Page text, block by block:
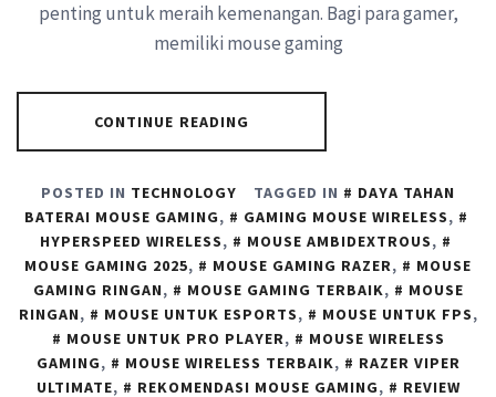
penting untuk meraih kemenangan. Bagi para gamer,
memiliki mouse gaming
CONTINUE READING
POSTED IN TECHNOLOGY TAGGED IN
DAYA TAHAN
BATERAI MOUSE GAMING, GAMING MOUSE WIRELESS,
HYPERSPEED WIRELESS, MOUSE AMBIDEXTROUS,
MOUSE GAMING 2025, MOUSE GAMING RAZER,
MOUSE
GAMING RINGAN, MOUSE GAMING TERBAIK,
MOUSE
RINGAN, MOUSE UNTUK ESPORTS, MOUSE UNTUK FPS,
MOUSE UNTUK PRO PLAYER,
MOUSE WIRELESS
GAMING, MOUSE WIRELESS TERBAIK,
RAZER VIPER
ULTIMATE, REKOMENDASI MOUSE GAMING, REVIEW